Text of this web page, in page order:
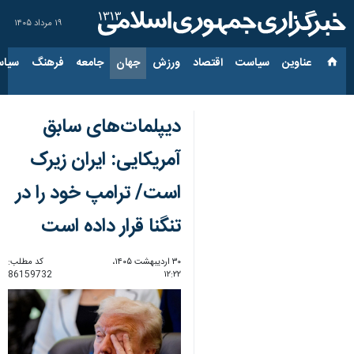
۱۹ مرداد ۱۴۰۵
عناوین‌ سیاست اقتصاد ورزش جهان جامعه فرهنگ
دیپلمات‌های سابق
آمریکایی: ایران زیرک
است/ ترامپ خود را در
تنگنا قرار داده است
۳۰ اردیبهشت ۱۴۰۵،
۱۲:۲۲
کد مطلب:
86159732